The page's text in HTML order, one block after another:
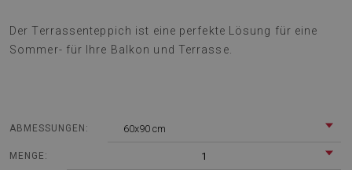
Der Terrassenteppich ist eine perfekte Lösung für eine
Sommer- für Ihre Balkon und Terrasse.
ABMESSUNGEN: 60x90 cm
MENGE: 1